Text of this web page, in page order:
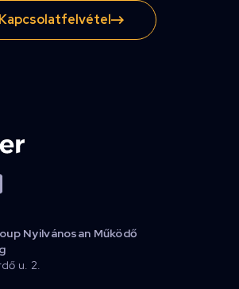
Kapcsolatfelvétel
Nyilvánosan Működő
u. 2.